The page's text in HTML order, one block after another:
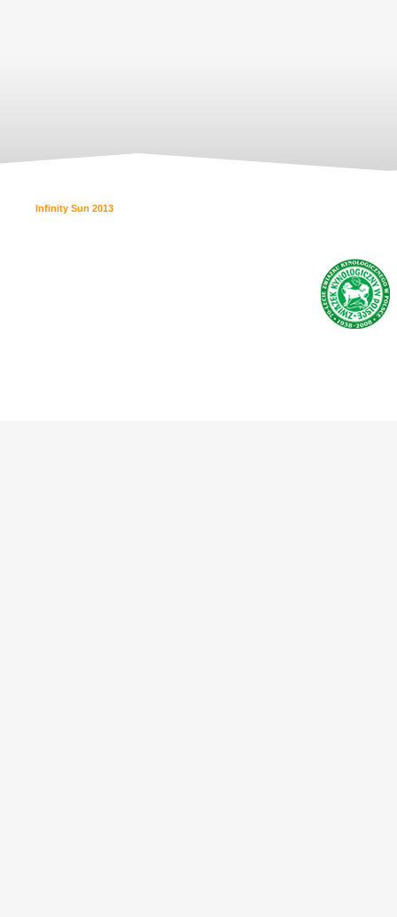
Infinity Sun 2013